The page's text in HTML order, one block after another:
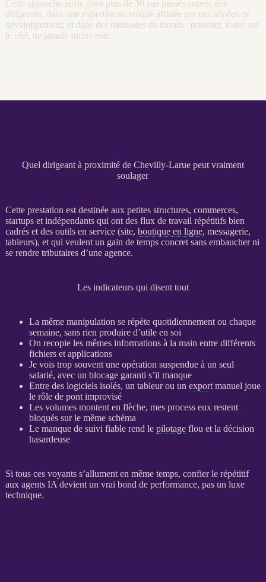
Cette approche puise dans plus de 30 ans passés auprès des
dirigeants, dans une expertise technique affinée par des années de
développement, et dans des méthodes de terrain : prioriser, tester sur
le réel, ne jamais surinvestir.
Quel dirigeant à proximité de Chevilly-Larue peut vraiment
soulager
Cette prestation est destinée aux petites structures, commerces,
startups et indépendants qui ont des fluxde travail répétitifs bien
cadrés et des outils en service (site, boutique en ligne, messagerie,
tableurs), et qui veulent un gain de temps concret sans embaucher ni
se rendre tributaires d’une agence.
Les indicateurs qui disent tout
La même manipulation se répète quotidiennement ou chaque
semaine, sans rien produire d’utile en soi
On recopie les mêmes informations à la main entre différents
fichiers et applications
Je vois trop souvent une opération suspendue à un seul
salarié, avec un blocage garanti s’il manque
Entre des logiciels isolés, un tableur ou un exportmanuel joue
le rôle de pont improvisé
Les volumes montent en flèche, mes process eux restent
bloqués sur le même schéma
Le manque de suivi fiable rend le pilotageflou et la décision
hasardeuse
Si tous ces voyants s’allument en même temps, confier le répétitif
aux agents IA devient un vrai bond de performance, pas un luxe
technique.